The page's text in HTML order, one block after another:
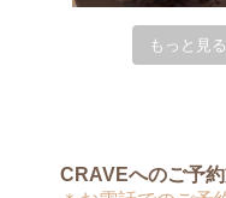
もっと見る
CRAVEへのご予